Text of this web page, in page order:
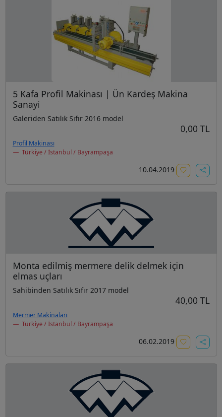
5 Kafa Profil Makinası | Ün Kardeş Makina
Sanayi
Galeriden Satılık Sıfır 2016 model
0,00 TL
Profil Makinası
Türkiye / İstanbul / Bayrampaşa
10.04.2019
Monta edilmiş mermere delik delmek için
elmas uçları
Sahibinden Satılık Sıfır 2017 model
40,00 TL
Mermer Makinaları
Türkiye / İstanbul / Bayrampaşa
06.02.2019